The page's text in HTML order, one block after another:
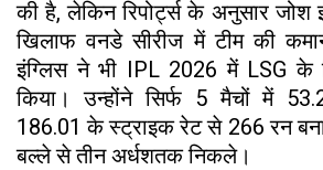
की है, लेकिन रिपोर्ट्स के अनुसार जोश
खिलाफ वनडे सीरीज में टीम की
इंग्लिस ने भी IPL 2026 में LSG के
किया। उन्होंने सिर्फ 5 मैचों में
186.01 के स्ट्राइक रेट से 266 रन
बल्ले से तीन अर्धशतक निकले।